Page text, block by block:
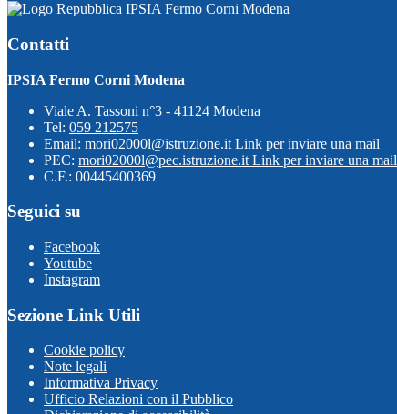
IPSIA Fermo Corni Modena
Contatti
IPSIA Fermo Corni Modena
Viale A. Tassoni n°3 - 41124 Modena
Tel: 059 212575
Email: mori02000l@istruzione.it Link per inviare una mail
PEC: mori02000l@pec.istruzione.it Link per inviare una mail
C.F.: 00445400369
Seguici su
Facebook
Youtube
Instagram
Sezione Link Utili
Cookie policy
Note legali
Informativa Privacy
Ufficio Relazioni con il Pubblico